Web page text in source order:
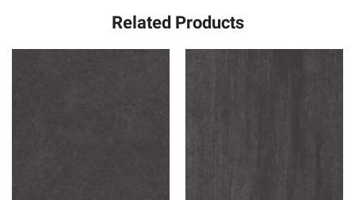
piatră.Acestea pot fi aplicate pe suprafețe metalice, lemn,
™ Complly ™ elimină practic bulele de aer, simplificând și
Related Products